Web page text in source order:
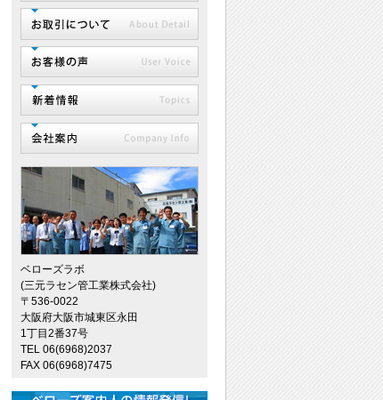
ベローズラボ
(三元ラセン管工業株式会社)
〒536-0022
大阪府大阪市城東区永田
1丁目2番37号
TEL 06(6968)2037
FAX 06(6968)7475